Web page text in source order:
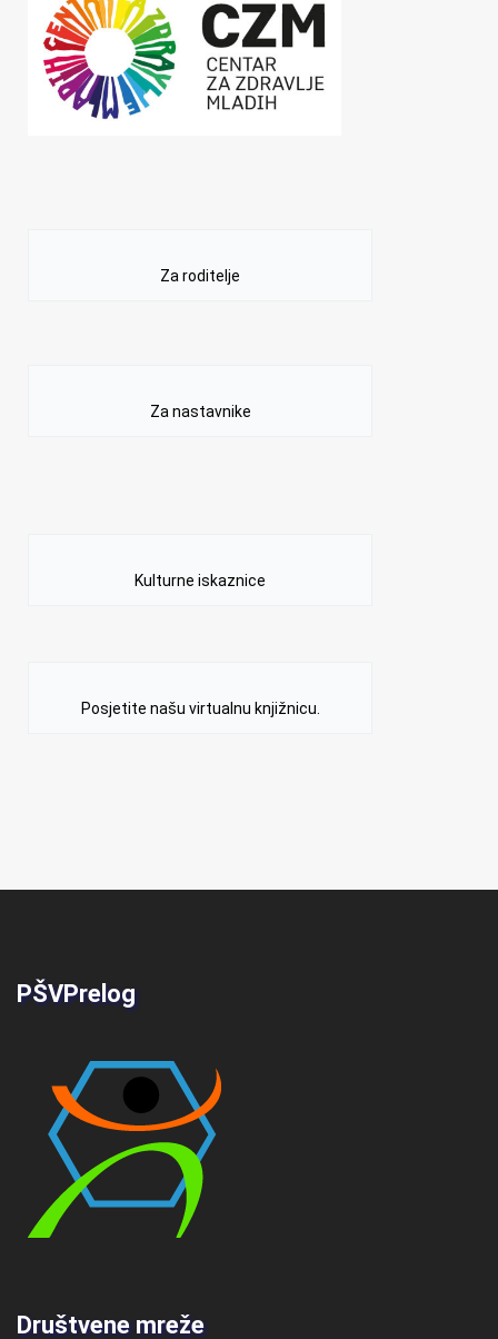
Za roditelje
Za nastavnike
Kulturne iskaznice
Posjetite našu virtualnu knjižnicu.
PŠVPrelog
Društvene mreže